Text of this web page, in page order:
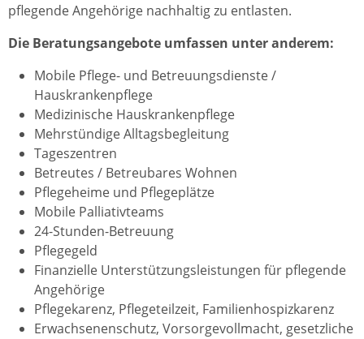
pflegende Angehörige nachhaltig zu entlasten.
Die Beratungsangebote umfassen unter anderem:
Mobile Pflege- und Betreuungsdienste /
Hauskrankenpflege
Medizinische Hauskrankenpflege
Mehrstündige Alltagsbegleitung
Tageszentren
Betreutes / Betreubares Wohnen
Pflegeheime und Pflegeplätze
Mobile Palliativteams
24-Stunden-Betreuung
Pflegegeld
Finanzielle Unterstützungsleistungen für pflegende
Angehörige
Pflegekarenz, Pflegeteilzeit, Familienhospizkarenz
Erwachsenenschutz, Vorsorgevollmacht, gesetzliche